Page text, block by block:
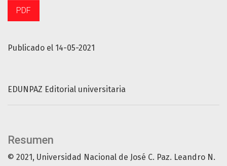
Publicado el 14-05-2021
PDF
EDUNPAZ Editorial universitaria
Resumen
© 2021, Universidad Nacional de José C. Paz. Leandro N.